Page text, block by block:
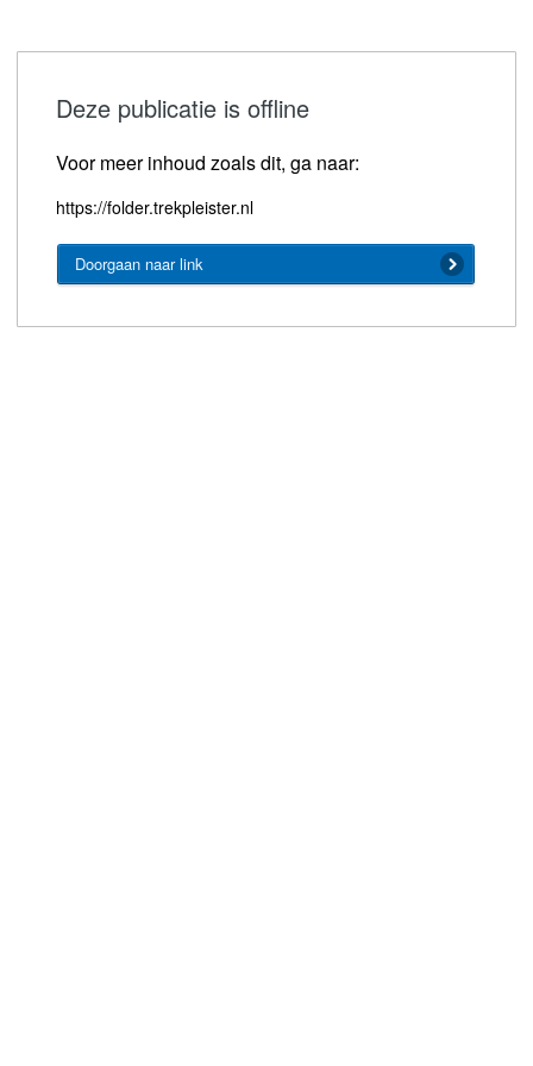
Deze publicatie is offline
Voor meer inhoud zoals dit, ga naar:
https://folder.trekpleister.nl
Doorgaan naar link